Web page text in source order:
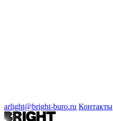
arlight@bright-buro.ru Контакты